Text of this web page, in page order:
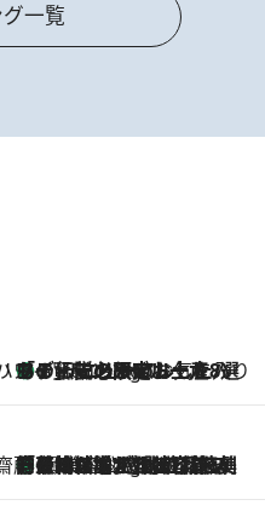
一覧
賢者 リサのお気に入りリスト6 Hours Ago
あの伝説の限定トートも！ リニューアルした「ディーン＆デルーカ ハワイ」で必須のお土産8選
藤 薫 美容脳ルネサンス
6 Hours Ago
「荷物が増えるほど旅ストレスは増す」美容ジャーナリストがたどり着いた最終結論。“化粧品を劇的に減らす”感動の凝縮美容とは